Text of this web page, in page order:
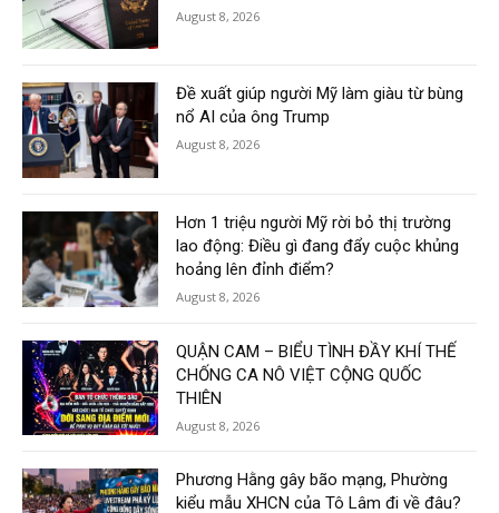
August 8, 2026
Đề xuất giúp người Mỹ làm giàu từ bùng
nổ AI của ông Trump
August 8, 2026
Hơn 1 triệu người Mỹ rời bỏ thị trường
lao động: Điều gì đang đẩy cuộc khủng
hoảng lên đỉnh điểm?
August 8, 2026
QUẬN CAM – BIỂU TÌNH ĐẦY KHÍ THẾ
CHỐNG CA NÔ VIỆT CỘNG QUỐC
THIÊN
August 8, 2026
Phương Hằng gây bão mạng, Phường
kiểu mẫu XHCN của Tô Lâm đi về đâu?